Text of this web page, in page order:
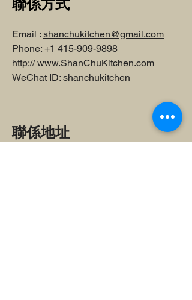
聯係方式
Email : shanchukitchen@gmail.com
Phone: +1 415-909-9898
http://www.ShanChuKitchen.com
WeChat ID: shanchukitchen
聯係地址